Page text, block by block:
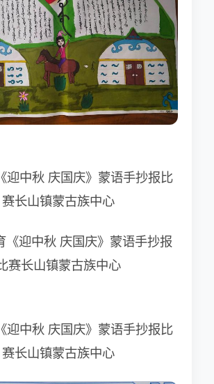
迎中秋 庆国庆》蒙语手抄报比
赛长山镇蒙古族中心
迎中秋 庆国庆》蒙语手抄报比
赛长山镇蒙古族中心